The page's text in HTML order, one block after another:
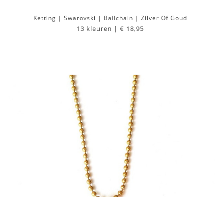
Ketting | Swarovski | Ballchain | Zilver Of Goud
13 kleuren | € 18,95